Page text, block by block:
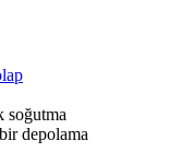
soğutma
depolama